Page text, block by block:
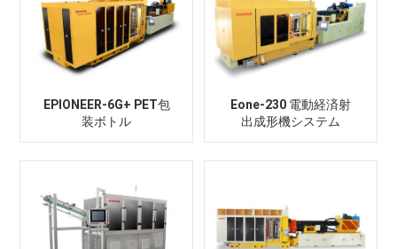
EPIONEER-6G+ PET包
装ボトル
Eone-230 電動経済射
出成形機システム